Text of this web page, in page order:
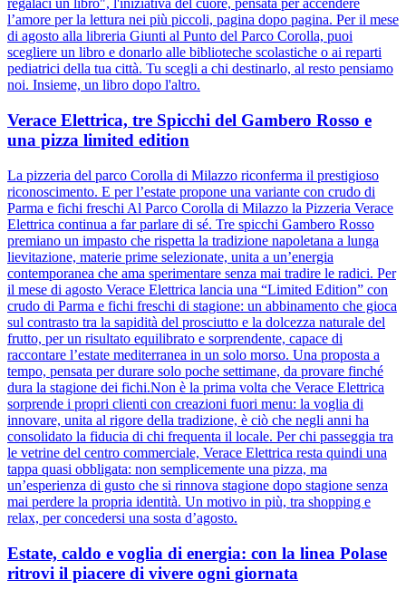
regalaci un libro", l'iniziativa del cuore, pensata per accendere
l’amore per la lettura nei più piccoli, pagina dopo pagina. Per il mese
di agosto alla libreria Giunti al Punto del Parco Corolla, puoi
scegliere un libro e donarlo alle biblioteche scolastiche o ai reparti
pediatrici della tua città. Tu scegli a chi destinarlo, al resto pensiamo
noi. Insieme, un libro dopo l'altro.
Verace Elettrica, tre Spicchi del Gambero Rosso e
una pizza limited edition
La pizzeria del parco Corolla di Milazzo riconferma il prestigioso
riconoscimento. E per l’estate propone una variante con crudo di
Parma e fichi freschi Al Parco Corolla di Milazzo la Pizzeria Verace
Elettrica continua a far parlare di sé. Tre spicchi Gambero Rosso
premiano un impasto che rispetta la tradizione napoletana a lunga
lievitazione, materie prime selezionate, unita a un’energia
contemporanea che ama sperimentare senza mai tradire le radici. Per
il mese di agosto Verace Elettrica lancia una “Limited Edition” con
crudo di Parma e fichi freschi di stagione: un abbinamento che gioca
sul contrasto tra la sapidità del prosciutto e la dolcezza naturale del
frutto, per un risultato equilibrato e sorprendente, capace di
raccontare l’estate mediterranea in un solo morso. Una proposta a
tempo, pensata per durare solo poche settimane, da provare finché
dura la stagione dei fichi.Non è la prima volta che Verace Elettrica
sorprende i propri clienti con creazioni fuori menu: la voglia di
innovare, unita al rigore della tradizione, è ciò che negli anni ha
consolidato la fiducia di chi frequenta il locale. Per chi passeggia tra
le vetrine del centro commerciale, Verace Elettrica resta quindi una
tappa quasi obbligata: non semplicemente una pizza, ma
un’esperienza di gusto che si rinnova stagione dopo stagione senza
mai perdere la propria identità. Un motivo in più, tra shopping e
relax, per concedersi una sosta d’agosto.
Estate, caldo e voglia di energia: con la linea Polase
ritrovi il piacere di vivere ogni giornata